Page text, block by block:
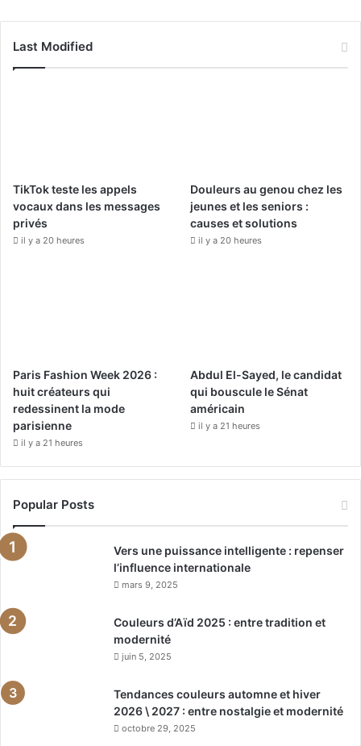
k
a
m
Last Modified
TikTok teste les appels
vocaux dans les messages
privés
il y a 20 heures
Douleurs au genou chez les
jeunes et les seniors :
causes et solutions
il y a 20 heures
Paris Fashion Week 2026 :
huit créateurs qui
redessinent la mode
parisienne
il y a 21 heures
Abdul El-Sayed, le candidat
qui bouscule le Sénat
américain
il y a 21 heures
Popular Posts
Vers une puissance intelligente : repenser
l’influence internationale
mars 9, 2025
Couleurs d’Aïd 2025 : entre tradition et
modernité
juin 5, 2025
Tendances couleurs automne et hiver
2026 \ 2027 : entre nostalgie et modernité
octobre 29, 2025